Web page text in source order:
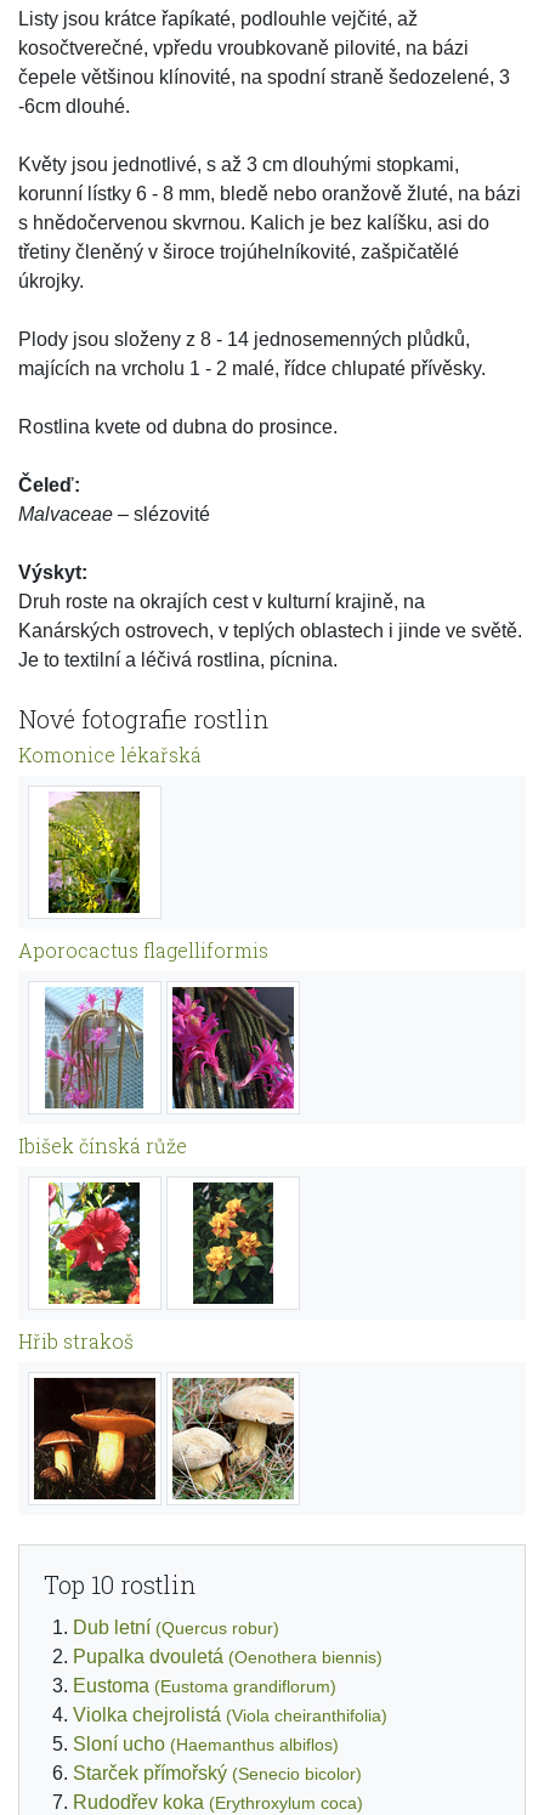
Listy jsou krátce řapíkaté, podlouhle vejčité, až
kosočtverečné, vpředu vroubkovaně pilovité, na bázi
čepele většinou klínovité, na spodní straně šedozelené, 3
-6cm dlouhé.
Květy jsou jednotlivé, s až 3 cm dlouhými stopkami,
korunní lístky 6 - 8 mm, bledě nebo oranžově žluté, na bázi
s hnědočervenou skvrnou. Kalich je bez kalíšku, asi do
třetiny členěný v široce trojúhelníkovité, zašpičatělé
úkrojky.
Plody jsou složeny z 8 - 14 jednosemenných plůdků,
majících na vrcholu 1 - 2 malé, řídce chlupaté přívěsky.
Rostlina kvete od dubna do prosince.
Čeleď:
Malvaceae – slézovité
Výskyt:
Druh roste na okrajích cest v kulturní krajině, na
Kanárských ostrovech, v teplých oblastech i jinde ve světě.
Je to textilní a léčivá rostlina, pícnina.
Nové fotografie rostlin
Komonice lékařská
Aporocactus flagelliformis
Ibišek čínská růže
Hřib strakoš
Top 10 rostlin
Dub letní (Quercus robur)
Pupalka dvouletá (Oenothera biennis)
Eustoma (Eustoma grandiflorum)
Violka chejrolistá (Viola cheiranthifolia)
Sloní ucho (Haemanthus albiflos)
Starček přímořský (Senecio bicolor)
Rudodřev koka (Erythroxylum coca)